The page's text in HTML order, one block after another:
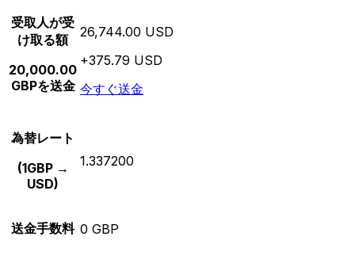
受取人が受
け取る額
20,000.00
GBPを送金
26,744.00 USD
+375.79 USD
今すぐ送金
為替レート
(1GBP →
USD)
1.337200
送金手数料 0 GBP